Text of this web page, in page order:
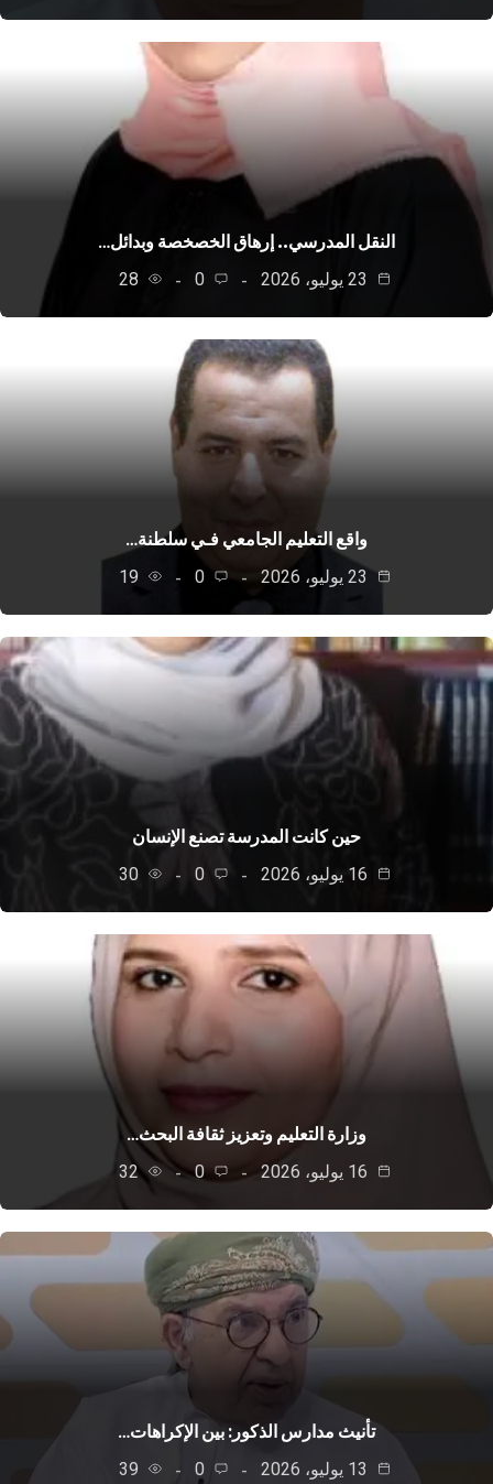
النقل المدرسي.. إرهاق الخصخصة وبدائل…
0
28
واقع التعليم الجامعي فـي سلطنة…
0
19
حين كانت المدرسة تصنع الإنسان
0
30
وزارة التعليم وتعزيز ثقافة البحث…
0
32
تأنيث مدارس الذكور: بين الإكراهات…
0
39